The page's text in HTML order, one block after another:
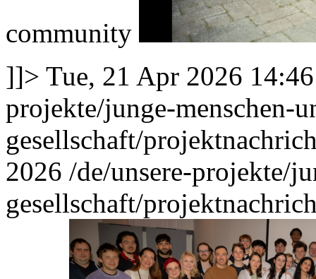
community
]]> Tue, 21 Apr 2026
projekte/junge-menschen-
gesellschaft/
2026 /de/unsere-projekte/
gesellschaft/